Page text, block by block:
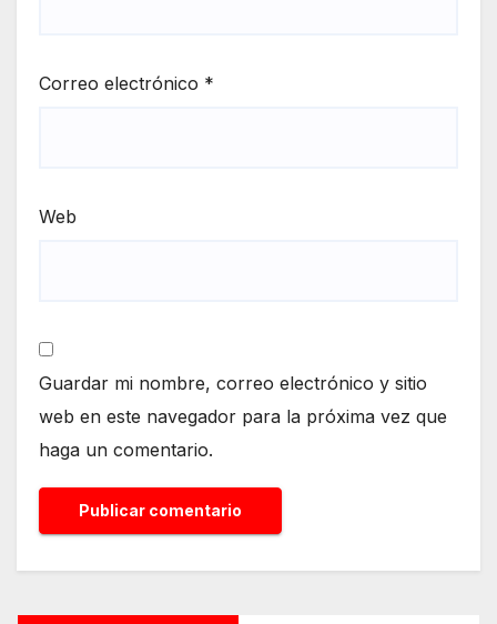
Correo electrónico *
Web
Guardar mi nombre, correo electrónico y sitio
web en este navegador para la próxima vez que
haga un comentario.